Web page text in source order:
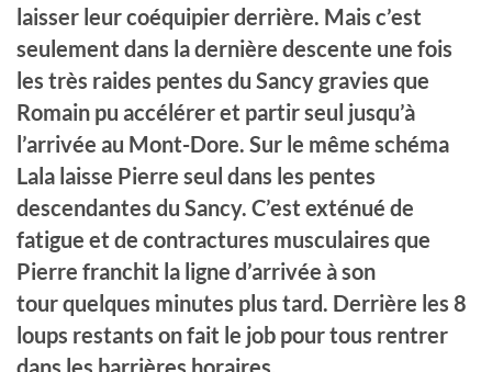
laisser leur coéquipier derrière. Mais c’est
seulement dans la dernière descente une fois
les très raides pentes du Sancy gravies que
Romain pu accélérer et partir seul jusqu’à
l’arrivée au Mont-Dore. Sur le même schéma
Lala laisse Pierre seul dans les pentes
descendantes du Sancy. C’est exténué de
fatigue et de contractures musculaires que
Pierre franchit la ligne d’arrivée à son
tourquelques minutes plus tard. Derrière les 8
loups restants on fait le job pour tous rentrer